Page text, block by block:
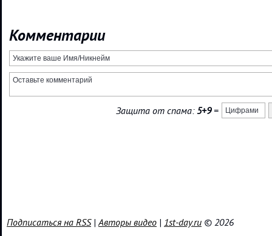
Комментарии
Защита от спама:5+9=
Подписаться на RSS|Авторы видео | 1st-day.ru © 2026